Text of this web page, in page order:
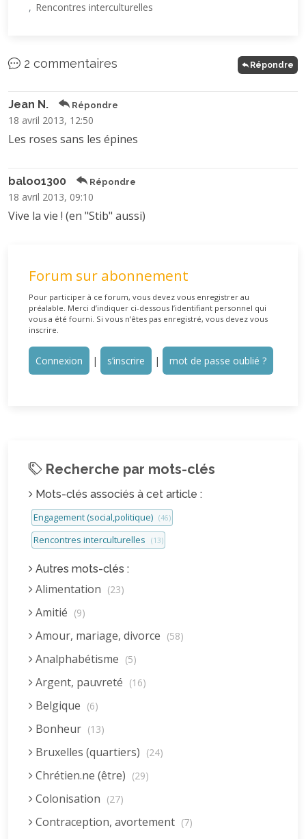
Rencontres interculturelles
2 commentaires Répondre
Jean N. Répondre
18 avril 2013, 12:50
Les roses sans les épines
baloo1300 Répondre
18 avril 2013, 09:10
Vive la vie ! (en "Stib" aussi)
Forum sur abonnement
Pour participer à ce forum, vous devez vous enregistrer au
préalable. Merci d’indiquer ci-dessous l’identifiant personnel qui
vous a été fourni. Si vous n’êtes pas enregistré, vous devez vous
inscrire.
Connexion | s’inscrire | mot de passe oublié ?
Recherche par mots-clés
Mots-clés associés à cet article :
Engagement (social,politique) (46)
Rencontres interculturelles (13)
Autres mots-clés :
Alimentation (23)
Amitié (9)
Amour, mariage, divorce (58)
Analphabétisme (5)
Argent, pauvreté (16)
Belgique (6)
Bonheur (13)
Bruxelles (quartiers) (24)
Chrétien.ne (être) (29)
Colonisation (27)
Contraception, avortement (7)